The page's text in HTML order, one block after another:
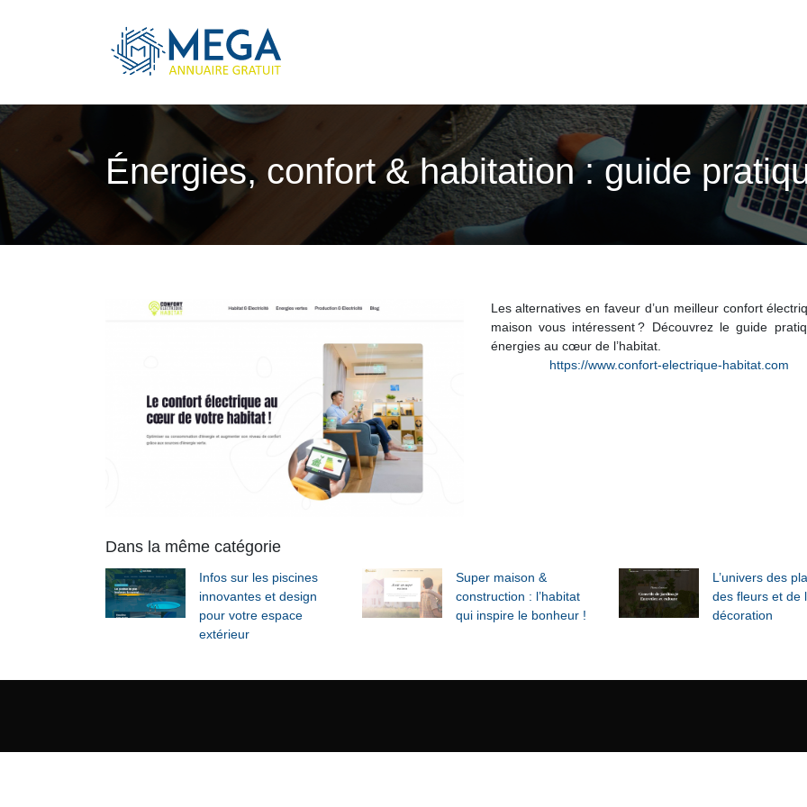
Énergies, confort & habitation : guide
Les alternatives en faveur d’un meilleur confort
maison vous intéressent ? Découvrez le guide
énergies au cœur de l’habitat.
https://www.confort-electrique-habitat.com
Dans la même catégorie
Infos sur les piscines
innovantes et design
pour votre espace
extérieur
Super maison &
construction : l’habitat
qui inspire le bonheur !
L’univers des
des fleurs et de
décoration